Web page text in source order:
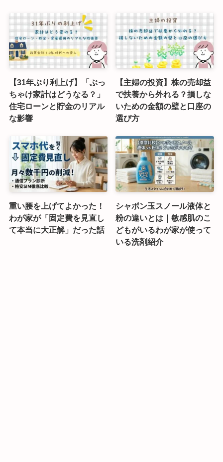
【31年ぶり利上げ】「ぶっ
ちゃけ家計はどうなる？」
住宅ローンと貯金のリアル
な影響
【主婦の投資】株の売却益
で扶養から外れる？損しな
いための金額の壁と口座の
選び方
重い腰を上げてよかった！
わが家が「固定費を見直し
て本当に大正解」だった話
シャボン玉スノール液体と
粉の違いとは｜敏感肌のこ
どもがいるわが家が使って
いる洗剤紹介